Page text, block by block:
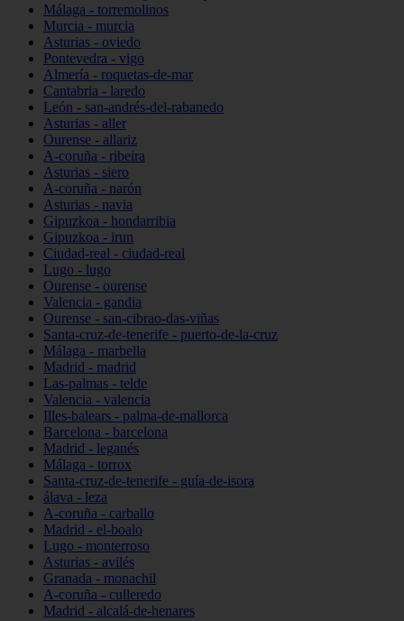
Málaga - torremolinos
Murcia - murcia
Asturias - oviedo
Pontevedra - vigo
Almería - roquetas-de-mar
Cantabria - laredo
León - san-andrés-del-rabanedo
Asturias - aller
Ourense - allariz
A-coruña - ribeira
Asturias - siero
A-coruña - narón
Asturias - navia
Gipuzkoa - hondarribia
Gipuzkoa - irun
Ciudad-real - ciudad-real
Lugo - lugo
Ourense - ourense
Valencia - gandia
Ourense - san-cibrao-das-viñas
Santa-cruz-de-tenerife - puerto-de-la-cruz
Málaga - marbella
Madrid - madrid
Las-palmas - telde
Valencia - valencia
Illes-balears - palma-de-mallorca
Barcelona - barcelona
Madrid - leganés
Málaga - torrox
Santa-cruz-de-tenerife - guía-de-isora
álava - leza
A-coruña - carballo
Madrid - el-boalo
Lugo - monterroso
Asturias - avilés
Granada - monachil
A-coruña - culleredo
Madrid - alcalá-de-henares